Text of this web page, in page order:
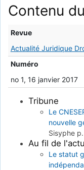
Contenu
Revue
Actualité Juridique
Numéro
no 1, 16 janvier 2017
Tribune
Le
nouvelle
Sisyphe
Au fil de
Le statut